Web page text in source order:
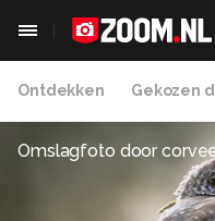
Ontdekken Gekozen
Omslagfoto door